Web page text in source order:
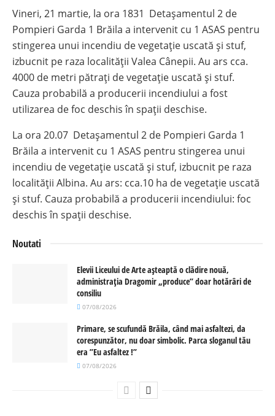
Vineri, 21 martie, la ora 1831 Detașamentul 2 de
Pompieri Garda 1 Brăila a intervenit cu 1 ASAS pentru
stingerea unui incendiu de vegetație uscată și stuf,
izbucnit pe raza localității Valea Cânepii. Au ars cca.
4000 de metri pătrați de vegetație uscată și stuf.
Cauza probabilă a producerii incendiului a fost
utilizarea de foc deschis în spații deschise.
La ora 20.07 Detașamentul 2 de Pompieri Garda 1
Brăila a intervenit cu 1 ASAS pentru stingerea unui
incendiu de vegetație uscată și stuf, izbucnit pe raza
localității Albina. Au ars: cca.10 ha de vegetație uscată
și stuf. Cauza probabilă a producerii incendiului: foc
deschis în spații deschise.
Noutati
Elevii Liceului de Arte așteaptă o clădire nouă,
administrația Dragomir „produce” doar hotărâri de
consiliu
07/08/2026
Primare, se scufundă Brăila, când mai asfaltezi, da
corespunzător, nu doar simbolic. Parca sloganul tău
era ”Eu asfaltez !”
07/08/2026